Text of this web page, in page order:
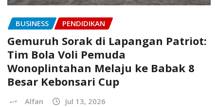
BUSINESS PENDIDIKAN
Gemuruh Sorak di Lapangan Patriot:
Tim Bola Voli Pemuda
Wonoplintahan Melaju ke Babak 8
Besar Kebonsari Cup
Alfan Jul 13, 2026